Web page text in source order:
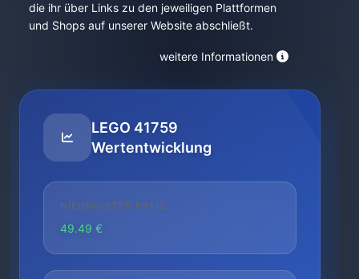
die ihr über Links zu den jeweiligen Plattformen
und Shops auf unserer Website abschließt.
weitere Informationen
LEGO 41759
Wertentwicklung
NIEDRIGSTER PREIS
49.49 €